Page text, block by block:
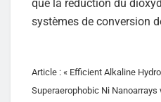
que la réduction du
systèmes de conversion
Article : « Efficient Alkaline
Superaerophobic Ni